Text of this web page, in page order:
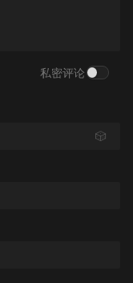
私密评论
🎲